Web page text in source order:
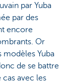
par Yuba
par des
encore
Or
modèles Yuba
de se battre
avec les